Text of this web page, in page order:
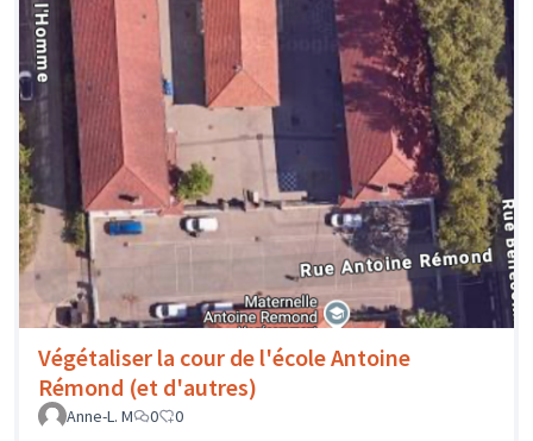
Végétaliser la cour de l'école Antoine
Rémond (et d'autres)
Anne-L. M 0 0